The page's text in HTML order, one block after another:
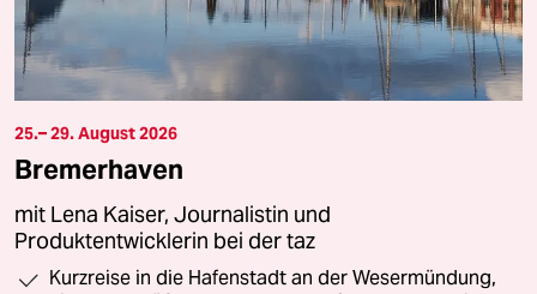
25.– 29. August 2026
Bremerhaven
mit Lena Kaiser, Journalistin und
Produktentwicklerin bei der taz
Kurzreise in die Hafenstadt an der Wesermündung,